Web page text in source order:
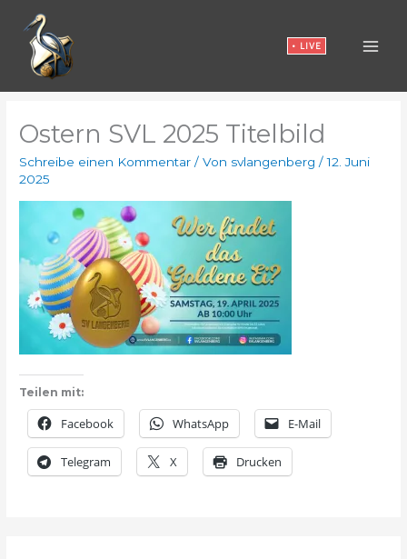
Inhalt
springen
• LIVE
Ostern SVL 2025 Titelbild
Schreibe einen Kommentar / Von svlangenberg/12. Juni
2025
Teilen mit:
Facebook WhatsApp E-Mail
Telegram X Drucken